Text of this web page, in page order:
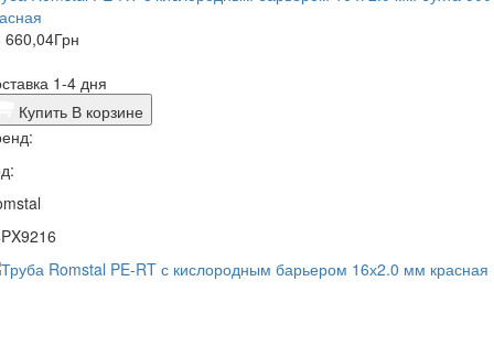
660,04Грн
1-4 дня
Купить В корзине